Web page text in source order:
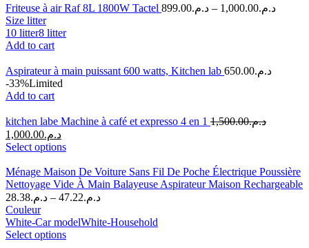
Friteuse à air Raf 8L 1800W Tactel د.م.899.00 – د.م.1,000.00
Size litter
10 litter8 litter
Add to cart
Aspirateur à main puissant 600 watts, Kitchen lab د.م.650.00
-33%Limited
Add to cart
kitchen labe Machine à café et expresso 4 en 1 د.م.1,500.00
د.م.1,000.00
Select options
Ménage Maison De Voiture Sans Fil De Poche Électrique Poussière
Nettoyage Vide À Main Balayeuse Aspirateur Maison Rechargeable
د.م.28.38 – د.م.47.22
Couleur
White-Car modelWhite-Household
Select options